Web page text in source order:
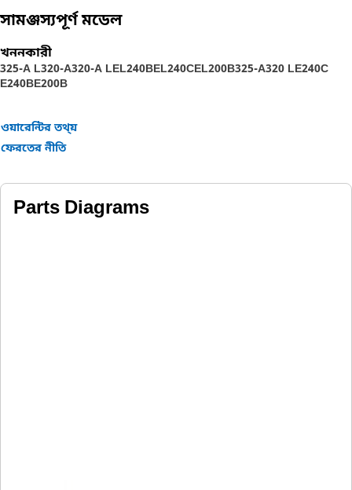
সামঞ্জস্যপূর্ণ মডেল
খননকারী
325-A L320-A320-A LEL240BEL240CEL200B325-A320 LE240C
E240BE200B
ওয়ারেন্টির তথ্য়
ফেরতের নীতি
Parts Diagrams